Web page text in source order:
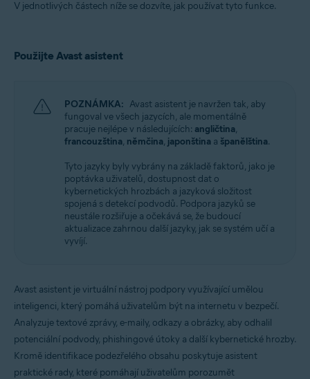
V jednotlivých částech níže se dozvíte, jak používat tyto funkce.
Použijte Avast asistent
POZNÁMKA: Avast asistent je navržen tak, aby
fungoval ve všech jazycích, ale momentálně
pracuje nejlépe v následujících: angličtina,
francouzština, němčina, japonština a španělština.
Tyto jazyky byly vybrány na základě faktorů, jako je
poptávka uživatelů, dostupnost dat o
kybernetických hrozbách a jazyková složitost
spojená s detekcí podvodů. Podpora jazyků se
neustále rozšiřuje a očekává se, že budoucí
aktualizace zahrnou další jazyky, jak se systém učí a
vyvíjí.
Avast asistent je virtuální nástroj podpory využívající umělou
inteligenci, který pomáhá uživatelům být na internetu v bezpečí.
Analyzuje textové zprávy, e-maily, odkazy a obrázky, aby odhalil
potenciální podvody, phishingové útoky a další kybernetické hrozby.
Kromě identifikace podezřelého obsahu poskytuje asistent
praktické rady, které pomáhají uživatelům porozumět